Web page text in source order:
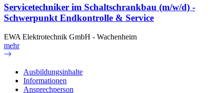
Servicetechniker im Schaltschrankbau (m/w/d) -
Schwerpunkt Endkontrolle & Service
EWA Elektrotechnik GmbH - Wachenheim
mehr
Ausbildungsinhalte
Informationen
Ansprechperson